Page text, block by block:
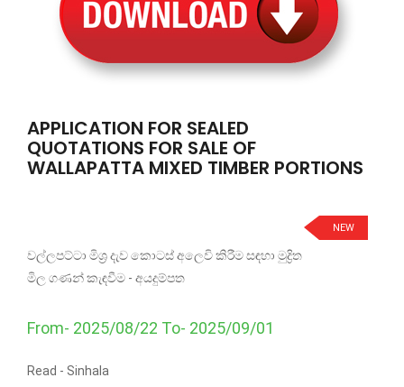
APPLICATION FOR SEALED
QUOTATIONS FOR SALE OF
WALLAPATTA MIXED TIMBER PORTIONS
NEW
වල්ලපට්ටා මිශ්‍ර දැව කොටස් අලෙවි කිරීම සඳහා මුද්‍රිත
මිල ගණන් කැඳවීම - අයදුම්පත
From- 2025/08/22 To- 2025/09/01
Read - Sinhala